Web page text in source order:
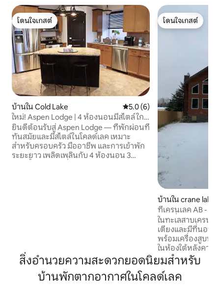
โดนใจเกสต์
โดนใจเกสต์
บ้านใน Cold Lake คะแนนเฉลี่ย 5.0 จาก 5, 6 รีวิว
5.0 (6)
ใหม่! Aspen Lodge | 4 ห้องนอนมีสไตล์ ใกล้
ทะเลสาบและฐาน
ยินดีต้อนรับสู่ Aspen Lodge — ที่พักผ่อนที่
ทันสมัยและมีสไตล์ในโคลด์เลค เหมาะ
สำหรับครอบครัว มืออาชีพ และการเข้าพัก
ระยะยาว เพลิดเพลินกับ 4 ห้องนอน 3
โดนใจเกสต์
โดนใจเกสต์
บ้านใน crane lake
ที่เครนเลค AB - ก
กลุ่มที่สมบูรณ์แบบ
ในทะเลสาบเครน
เตียงและมีที่นอนเ
พร้อมเครื่องสูบน้
ในห้องใต้หลังคาหรื
สนามหญ้าด้านหลั
ไฟขนาดใหญ่ดาด
จอดรถกรวดในที่
สิ่งอำนวยความสะดวกยอดนิยมสำหรับ
บ้านพักตากอากาศในโคลด์เลค